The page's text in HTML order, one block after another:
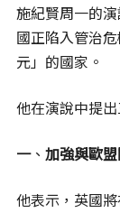
施紀賢周一的
國正陷入管治
元」的國家。
他在演說中提
一、 加強與歐
他表示，英國